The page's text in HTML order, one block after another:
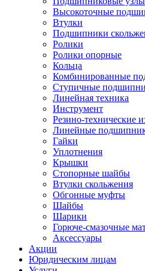
Высокоточные
Втулки
Подшипники
Ролики
Ролики опорные
Кольца
Комбинированные
Ступичные
Линейная техника
Инструмент
Резино-технические
Линейные
Гайки
Уплотнения
Крышки
Стопорные шайбы
Втулки скольжения
Обгонные муфты
Шайбы
Шарики
Горюче-смазочные
Аксессуары
Акции
Юридическим лицам